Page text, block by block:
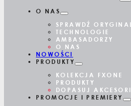
O NAS
SPRAWDŹ
TECHNOLOGIE
AMBASADORZY
O NAS
NOWOŚCI
PRODUKTY
KOLEKCJA FXONE
PRODUKTY
DOPASUJ
PROMOCJE I PREMIERY